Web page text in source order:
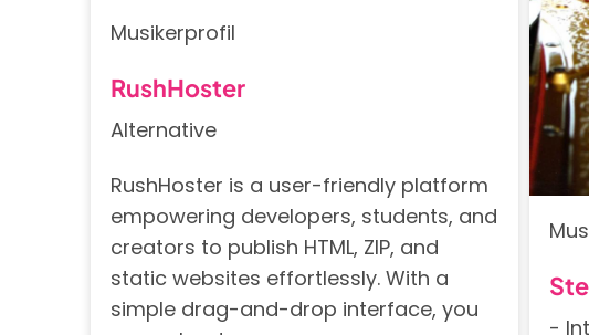
Musikerprofil
RushHoster
Alternative
RushHoster is a user-friendly platform
empowering developers, students, and
creators to publish HTML, ZIP, and
static websites effortlessly. With a
simple drag-and-drop interface, you
-